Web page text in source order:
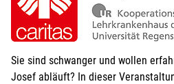
Sie sind schwanger und wollen
Josef abläuft? In dieser